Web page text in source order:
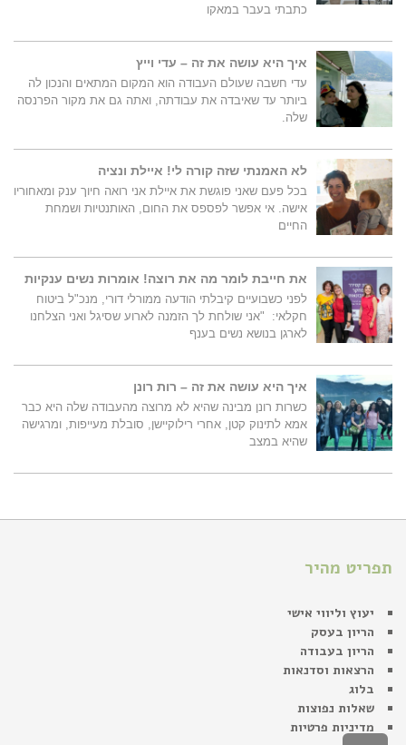
כתבתי בעבר במאקו
איך היא עושה את זה – עדי וייץ
עדי חשבה שעולם העבודה הוא המקום המתאים והנכון לה
ביותר עד שאיבדה את עבודתה, ואתה גם את מקור הפרנסה
שלה.
לא האמנתי שזה קורה לי! איילת ונציה
בכל פעם שאני פוגשת את איילת אני רואה חיוך ענק ומאחוריו
אישה. אי אפשר לפספס את החום, האותנטיות ושמחת
החיים
את חייבת לומר מה את רוצה! אומרות נשים ענקיות
לפני כשבועיים קיבלתי הודעה ממורלי דורי, מנכ"ל ביטוח
חקלאי: "אני שולחת לך הזמנה לארוע שסיגל ואני הצלחנו
לארגן בנושא נשים בענף
איך היא עושה את זה – רות רונן
כשרות רונן מבינה שהיא לא מרוצה מהעבודה שלה היא כבר
אמא לתינוק קטן, אחרי רילוקיישן, סובלת מעייפות, ומרגישה
שהיא במצב
תפריט מהיר
יעוץ וליווי אישי
הריון בעסק
הריון בעבודה
הרצאות וסדנאות
בלוג
שאלות נפוצות
מדיניות פרטיות